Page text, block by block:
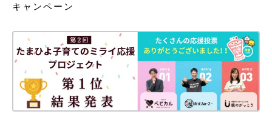
右対称になるようにベルトを留めます。
５ 締めつけやはみ出しをチェック
おなか回りに指を入れ、指１～２本分くらいのゆとりがあるか確
認します。太ももと背中は、布おむつがおむつカバーからはみ出
キャンペーン